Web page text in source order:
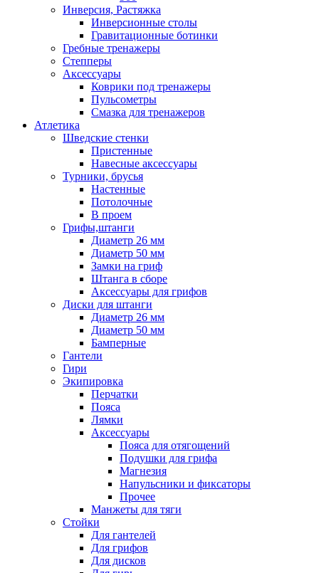
Инверсия, Растяжка
Инверсионные столы
Гравитационные ботинки
Гребные тренажеры
Степперы
Аксессуары
Коврики под тренажеры
Пульсометры
Смазка для тренажеров
Атлетика
Шведские стенки
Пристенные
Навесные аксессуары
Турники, брусья
Настенные
Потолочные
В проем
Грифы,штанги
Диаметр 26 мм
Диаметр 50 мм
Замки на гриф
Штанга в сборе
Аксессуары для грифов
Диски для штанги
Диаметр 26 мм
Диаметр 50 мм
Бамперные
Гантели
Гири
Экипировка
Перчатки
Пояса
Лямки
Аксессуары
Пояса для отягощений
Подушки для грифа
Магнезия
Напульсники и фиксаторы
Прочее
Манжеты для тяги
Стойки
Для гантелей
Для грифов
Для дисков